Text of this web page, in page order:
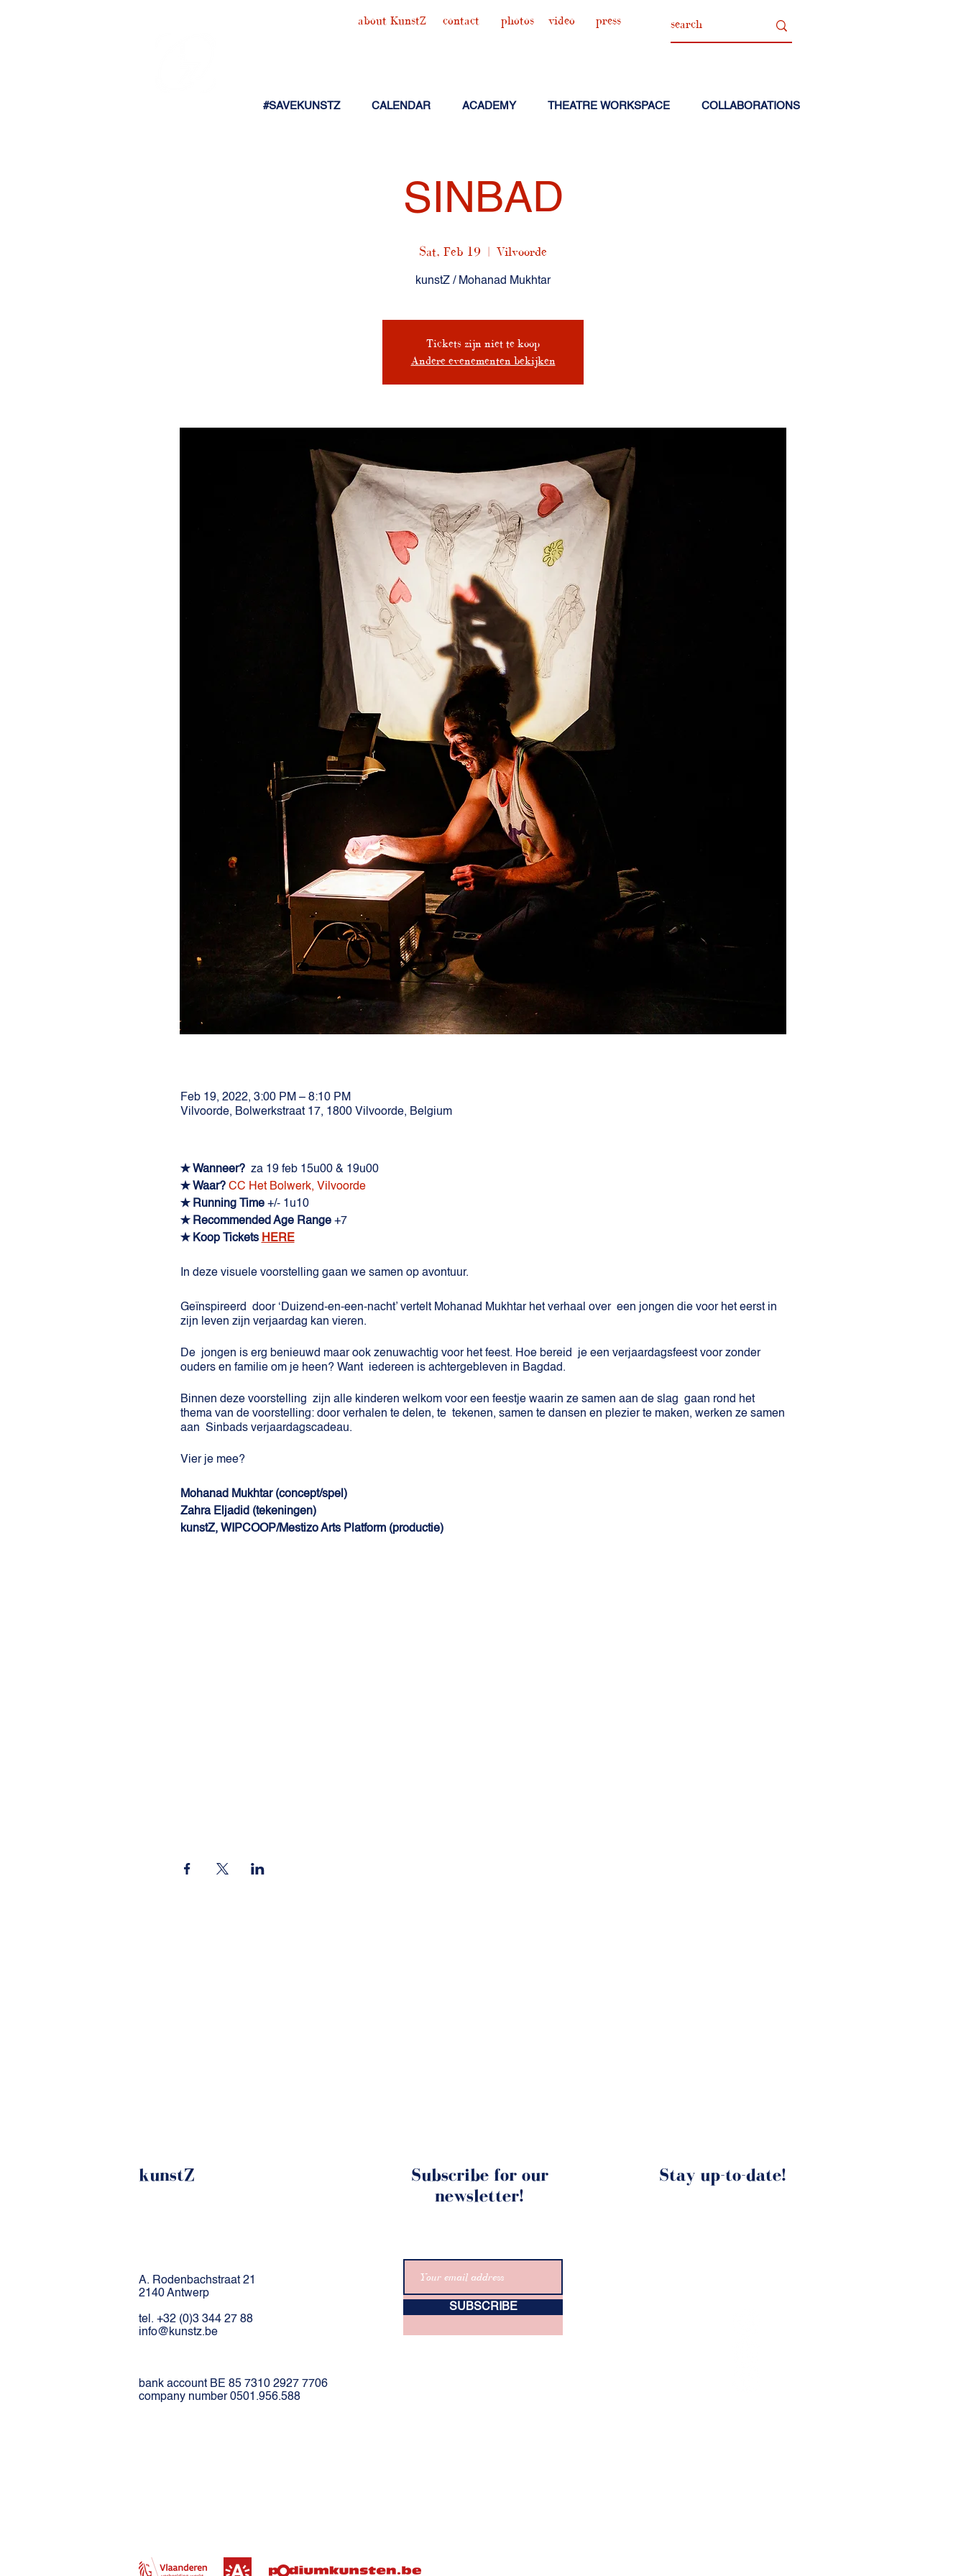
about KunstZ contact photos video press
#SAVEKUNSTZ CALENDAR ACADEMY THEATRE WORKSPACE COLLABORATIONS
SINBAD
Sat, Feb 19
  |
Vilvoorde
kunstZ / Mohanad Mukhtar
Tickets zijn niet te koop
Andere evenementen bekijken
Feb 19, 2022, 3:00 PM – 8:10 PM
Vilvoorde, Bolwerkstraat 17, 1800 Vilvoorde, Belgium
✭ Wanneer?za 19 feb 15u00 & 19u00
✭ Waar? CC Het Bolwerk, Vilvoorde
✭ Running Time +/- 1u10
✭ Recommended Age Range +7
✭ Koop Tickets HERE
In deze visuele voorstelling gaan we samen op avontuur.
Geïnspireerd door ‘Duizend-en-een-nacht’ vertelt Mohanad Mukhtar het verhaal over een jongen die voor het eerst in
zijn leven zijn verjaardag kan vieren.
De jongen is erg benieuwd maar ook zenuwachtig voor het feest. Hoe bereid je een verjaardagsfeest voor zonder
ouders en familie om je heen? Want iedereen is achtergebleven in Bagdad.
Binnen deze voorstelling zijn alle kinderen welkom voor een feestje waarin ze samen aan de slag gaan rond het
thema van de voorstelling: door verhalen te delen, te tekenen, samen te dansen en plezier te maken, werken ze samen
aan Sinbads verjaardagscadeau.
Vier je mee?
Mohanad Mukhtar (concept/spel)
Zahra Eljadid (tekeningen)
kunstZ, WIPCOOP/Mestizo Arts Platform (productie)
kunstZ
A. Rodenbachstraat 21
2140 Antwerp
tel. +32 (0)3 344 27 88
info@kunstz.be
bank account BE 85 7310 2927 7706
company number 0501.956.588
Subscribe for our
newsletter!
SUBSCRIBE
Stay up-to-date!